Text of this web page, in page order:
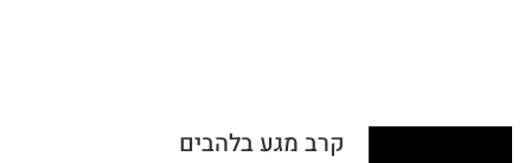
קרב מגע בלהבים